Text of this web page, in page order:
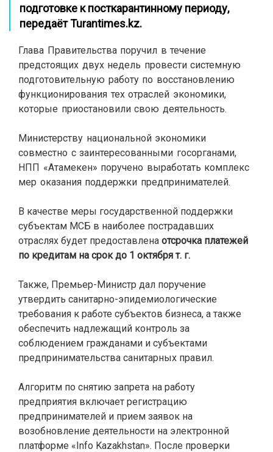
подготовке к посткарантинному периоду,
передаётTurantimes.kz.
Глава Правительства поручил в течение
предстоящих двух недель провести системную
подготовительную работу по восстановлению
функционирования тех отраслей экономики,
которые приостановили свою деятельность.
Министерству национальной экономики
совместно с заинтересованными госорганами,
НПП «Атамекен» поручено выработать комплекс
мер оказания поддержки предпринимателей.
В качестве меры государственной поддержки
субъектам МСБ в наиболее пострадавших
отраслях будет предоставлена отсрочка платежей
по кредитам на срок до 1 октября т. г.
Также, Премьер-Министр дал поручение
утвердить санитарно-эпидемиологические
требования к работе субъектов бизнеса, а также
обеспечить надлежащий контроль за
соблюдением гражданами и субъектами
предпринимательства санитарных правил.
Алгоритм по снятию запрета на работу
предприятия включает регистрацию
предпринимателей и прием заявок на
возобновление деятельности на электронной
платформе «Info Kazakhstan». После проверки